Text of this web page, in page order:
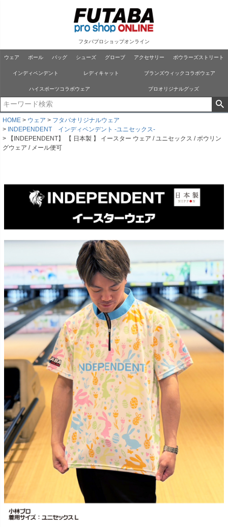
フタバプロショップオンライン
ウェア ボール バッグ シューズ グローブ アクセサリー ボウラーズストリート
インディペンデント レディキャット ブランズウィックコラボウェア
ハイスポーツコラボウェア プロオリジナルグッズ
HOME ウェア
フタバオリジナルウェア
INDEPENDENT インディペンデント -ユニセックス-
【INDEPENDENT】 【 日本製 】 イースター ウェア / ユニセックス / ボウリン
グウェア / メール便可